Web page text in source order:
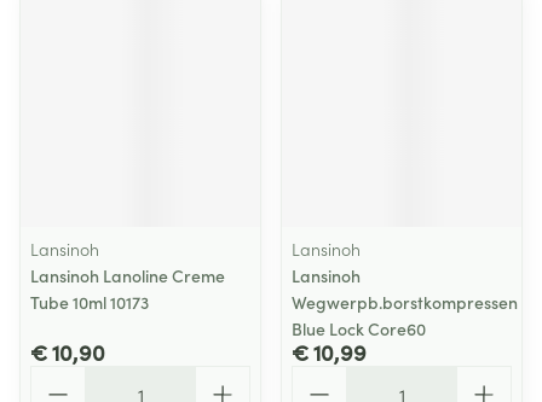
Lansinoh
Lansinoh Lanoline Creme
Tube 10ml 10173
€ 10,90
Lansinoh
Lansinoh
Wegwerpb.borstkompressen
Blue Lock Core60
€ 10,99